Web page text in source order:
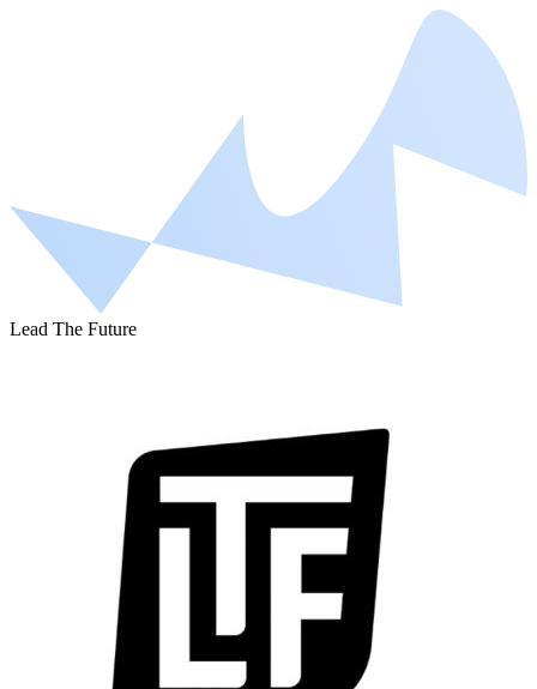
Lead The Future